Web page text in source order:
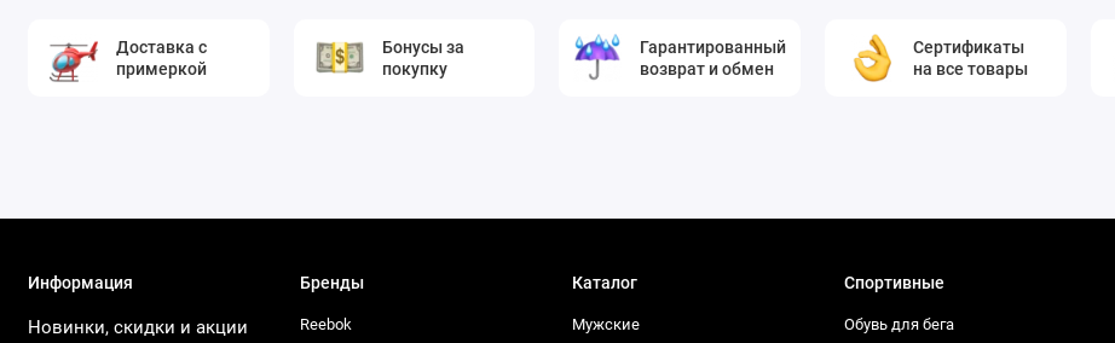
Доставка с
примеркой
Бонусы за
покупку
Гарантированный
возврат и обмен
Сертификаты
на все товары
Информация
Новинки, скидки и акции
Бренды
Reebok
Каталог
Мужские
Спортивные
Обувь для бега